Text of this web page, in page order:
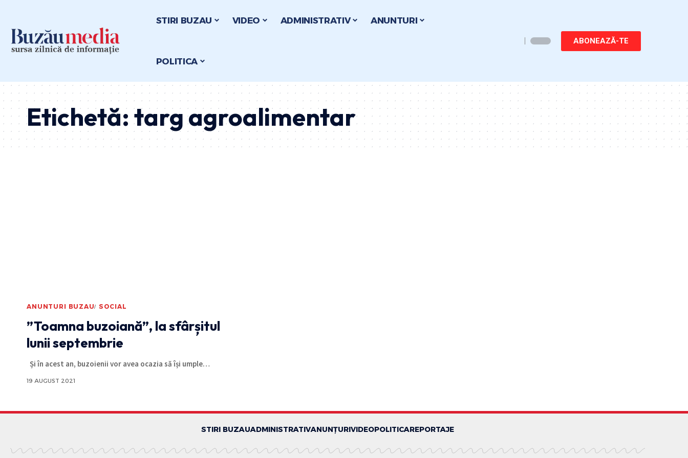
STIRI BUZAU VIDEO ADMINISTRATIV ANUNTURI
POLITICA
ABONEAZĂ-TE
Etichetă:targ agroalimentar
ANUNTURI BUZAU SOCIAL
”Toamna buzoiană”, la sfârșitul
lunii septembrie
Și în acest an, buzoienii vor avea ocazia să își umple…
19 AUGUST 2021
STIRI BUZAUADMINISTRATIVANUNȚURIVIDEOPOLITICAREPORTAJE